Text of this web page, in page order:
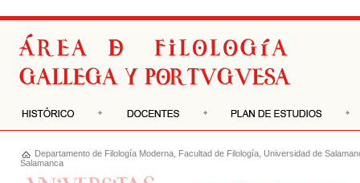
Departamento de Filología Moderna Facultad de Filología Universidad de
Salamanca